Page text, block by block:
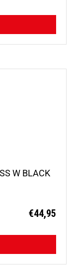
W BLACK
€44,95